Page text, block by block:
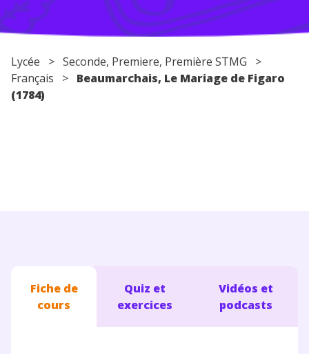
Conseils pour les parents
Lycée > Seconde, Premiere, Première STMG >
Français > Beaumarchais, Le Mariage de Figaro
(1784)
Fiche de
cours
Quiz et
exercices
Vidéos et
podcasts